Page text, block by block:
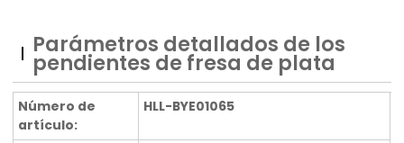
Parámetros detallados de los
pendientes de fresa de plata
Número de
artículo:
HLL-BYE01065